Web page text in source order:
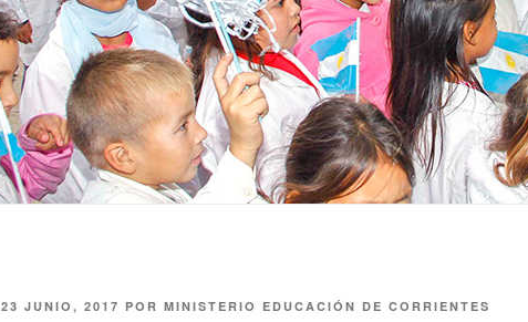
23 JUNIO, 2017 POR MINISTERIO EDUCACIÓN DE CORRIENTES